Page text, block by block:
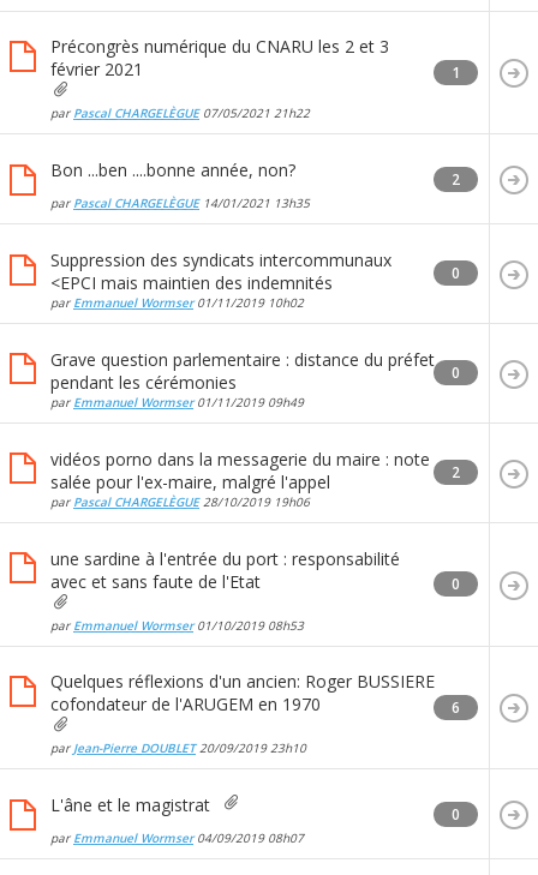
Précongrès numérique du CNARU les 2 et 3
février 2021
par Pascal CHARGELÈGUE07/05/2021 21h22
1
Bon ...ben ....bonne année, non?
par Pascal CHARGELÈGUE14/01/2021 13h35
2
Suppression des syndicats intercommunaux
<EPCI mais maintien des indemnités
par Emmanuel Wormser01/11/2019 10h02
0
Grave question parlementaire : distance du préfet
pendant les cérémonies
par Emmanuel Wormser01/11/2019 09h49
0
vidéos porno dans la messagerie du maire : note
salée pour l'ex-maire, malgré l'appel
par Pascal CHARGELÈGUE28/10/2019 19h06
2
une sardine à l'entrée du port : responsabilité
avec et sans faute de l'Etat
par Emmanuel Wormser01/10/2019 08h53
0
Quelques réflexions d'un ancien: Roger BUSSIERE
cofondateur de l'ARUGEM en 1970
par Jean-Pierre DOUBLET20/09/201923h10
6
L'âne et le magistrat
par Emmanuel Wormser04/09/2019 08h07
0